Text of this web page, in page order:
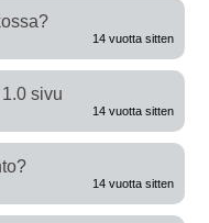
14 vuotta sitten
sivu
14 vuotta sitten
14 vuotta sitten